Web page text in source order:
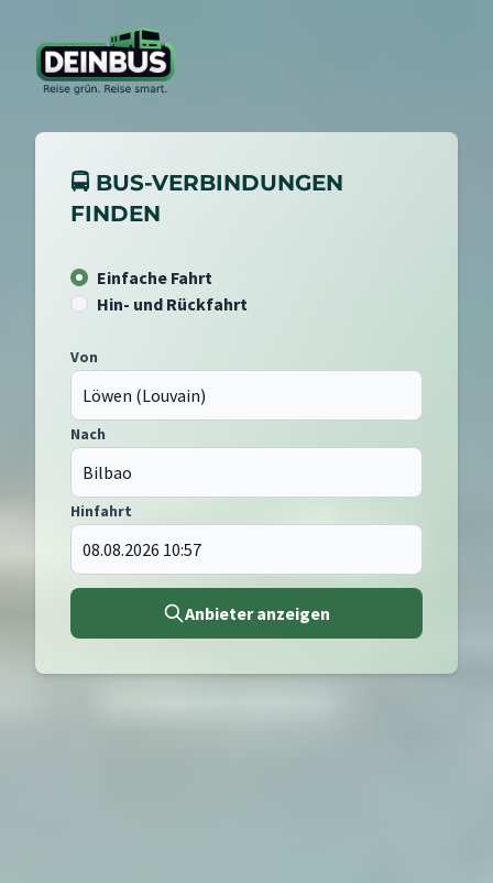
🚍 BUS-VERBINDUNGEN
FINDEN
Einfache Fahrt
Hin- und Rückfahrt
Von
Nach
Hinfahrt
Anbieter anzeigen